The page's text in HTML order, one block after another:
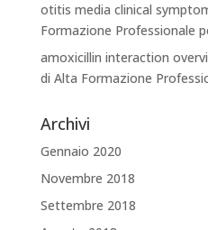
otitis media clinical
Formazione Professionale
amoxicillin interaction
di Alta Formazione
Archivi
Gennaio 2020
Novembre 2018
Settembre 2018